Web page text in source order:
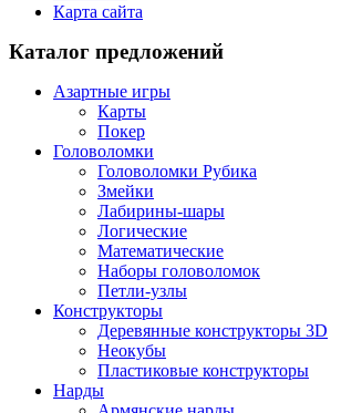
Карта сайта
Каталог предложений
Азартные игры
Карты
Покер
Головоломки
Головоломки Рубика
Змейки
Лабирины-шары
Логические
Математические
Наборы головоломок
Петли-узлы
Конструкторы
Деревянные конструкторы 3D
Неокубы
Пластиковые конструкторы
Нарды